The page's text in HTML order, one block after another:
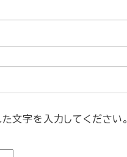
文字を入力してください。